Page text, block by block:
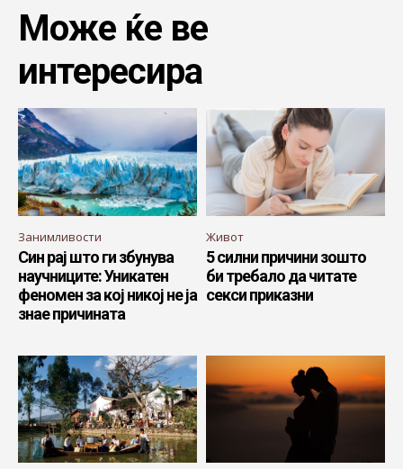
Може ќе ве
интересира
Занимливости
Син рај што ги збунува
научниците: Уникатен
феномен за кој никој не ја
знае причината
Живот
5 силни причини зошто
би требало да читате
секси приказни